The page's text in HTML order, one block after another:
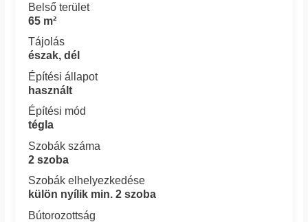
Belső terület
65 m²
Tájolás
észak, dél
Építési állapot
használt
Építési mód
tégla
Szobák száma
2 szoba
Szobák elhelyezkedése
külön nyílik min. 2 szoba
Bútorozottság